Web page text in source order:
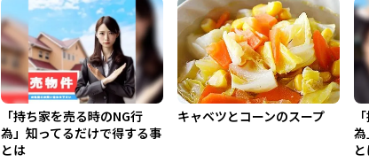
「持ち家を売る時のNG行
為」知ってるだけで得する事
とは
キャベツとコーンのスープ